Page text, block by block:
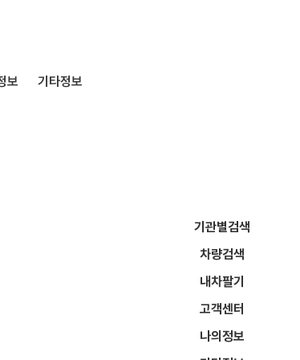
보
기타정보
기관별검색
차량검색
내차팔기
고객센터
나의정보
며, 찜한차량은 최대 20대까지 등록 가능합니다.